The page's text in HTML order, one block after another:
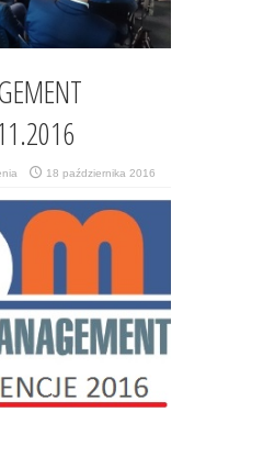
18 października 2016